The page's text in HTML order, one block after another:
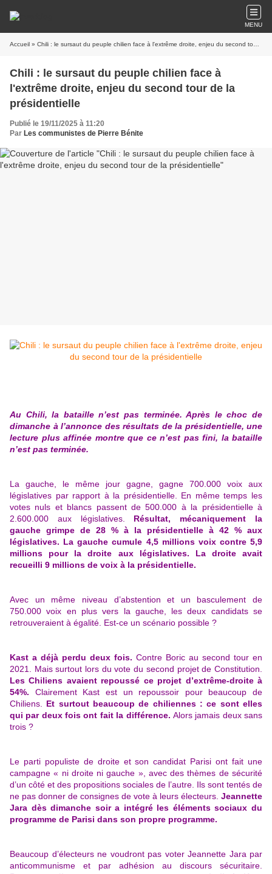
MENU
Accueil » Chili : le sursaut du peuple chilien face à l'extrême droite, enjeu du second tour de la présidentielle
Chili : le sursaut du peuple chilien face à
l'extrême droite, enjeu du second tour de la
présidentielle
Publié le 19/11/2025 à 11:20
Par Les communistes de Pierre Bénite
Au Chili, la bataille n’est pas terminée. Après le choc de
dimanche à l’annonce des résultats de la présidentielle, une
lecture plus affinée montre que ce n’est pas fini, la bataille
n’est pas terminée.
La gauche, le même jour gagne, gagne 700.000 voix aux
législatives par rapport à la présidentielle. En même temps les
votes nuls et blancs passent de 500.000 à la présidentielle à
2.600.000 aux législatives. Résultat, mécaniquement la
gauche grimpe de 28 % à la présidentielle à 42 % aux
législatives. La gauche cumule 4,5 millions voix contre 5,9
millions pour la droite aux législatives. La droite avait
recueilli 9 millions de voix à la présidentielle.
Avec un même niveau d’abstention et un basculement de
750.000 voix en plus vers la gauche, les deux candidats se
retrouveraient à égalité. Est-ce un scénario possible ?
Kast a déjà perdu deux fois. Contre Boric au second tour en
2021. Mais surtout lors du vote du second projet de Constitution.
Les Chiliens avaient repoussé ce projet d’extrême-droite à
54%. Clairement Kast est un repoussoir pour beaucoup de
Chiliens. Et surtout beaucoup de chiliennes : ce sont elles
qui par deux fois ont fait la différence. Alors jamais deux sans
trois ?
Le parti populiste de droite et son candidat Parisi ont fait une
campagne « ni droite ni gauche », avec des thèmes de sécurité
d’un côté et des propositions sociales de l’autre. Ils sont tentés de
ne pas donner de consignes de vote à leurs électeurs. Jeannette
Jara dès dimanche soir a intégré les éléments sociaux du
programme de Parisi dans son propre programme.
Beaucoup d’électeurs ne voudront pas voter Jeannette Jara par
anticommunisme et par adhésion au discours sécuritaire.